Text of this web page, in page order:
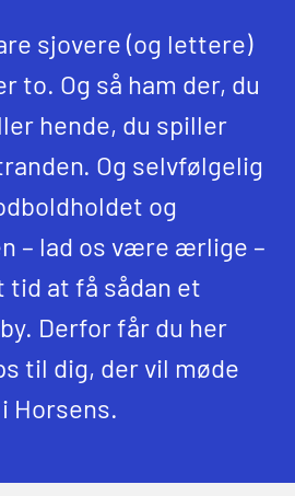
sjovere (og lettere)
to. Og så ham der, du
hende, du spiller
Og selvfølgelig
og
– lad os være ærlige –
tid at få sådan et
Derfor får du her
til dig, der vil møde
Horsens.